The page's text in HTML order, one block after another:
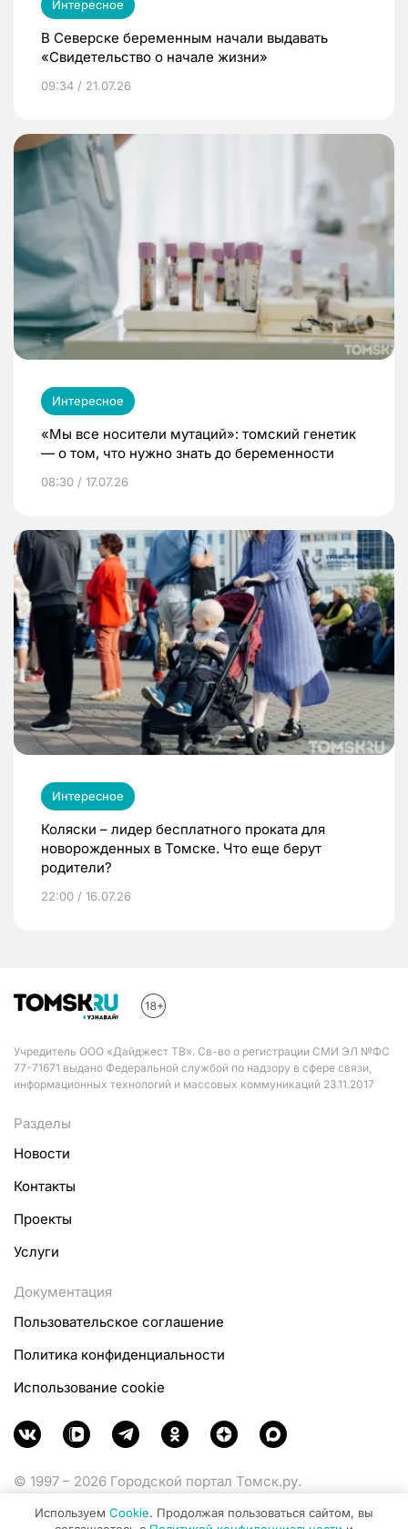
Интересное
В Северске беременным начали выдавать
«Свидетельство о начале жизни»
09:34 / 21.07.26
Интересное
«Мы все носители мутаций»: томский генетик
— о том, что нужно знать до беременности
08:30 / 17.07.26
Интересное
Коляски – лидер бесплатного проката для
новорожденных в Томске. Что еще берут
родители?
22:00 / 16.07.26
Учредитель ООО «Дайджест ТВ». Св-во о регистрации СМИ ЭЛ №ФС
77-71671 выдано Федеральной службой по надзору в сфере связи,
информационных технологий и массовых коммуникаций 23.11.2017
Разделы
Новости
Контакты
Проекты
Услуги
Документация
Пользовательское соглашение
Политика конфиденциальности
Использование cookie
© 1997 – 2026 Городской портал Томск.ру.
Министерства цифрового развития, связи и массовых
Используем Cookie. Продолжая пользоваться сайтом, вы